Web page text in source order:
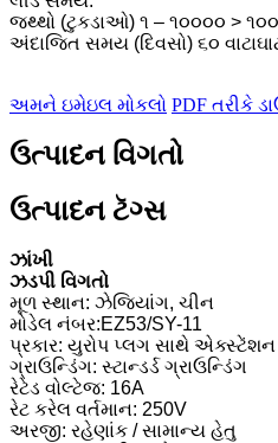
જથ્થો (ટુકડાઓ) ૧ – ૧૦૦૦૦ >
અંદાજિત સમય (દિવસો) ૬૦
અમને ઇમેઇલ મોકલો PDF તરીકે
ઉત્પાદન વિગતો
ઉત્પાદન ટૅગ્સ
ઝાંખી
ઝડપી વિગતો
મૂળ સ્થાન: ઝેજિયાંગ, ચીન
મોડેલ નંબર:EZ53/SY-11
પ્રકાર: યુરોપ પ્લગ સાથે એક્સ્ટેંશન
ગ્રાઉન્ડિંગ: સ્ટાન્ડર્ડ ગ્રાઉન્ડિંગ
રેટેડ વોલ્ટેજ: 16A
રેટ કરેલ વર્તમાન: 250V
અરજી: રહેણાંક / સામાન્ય હેતુ